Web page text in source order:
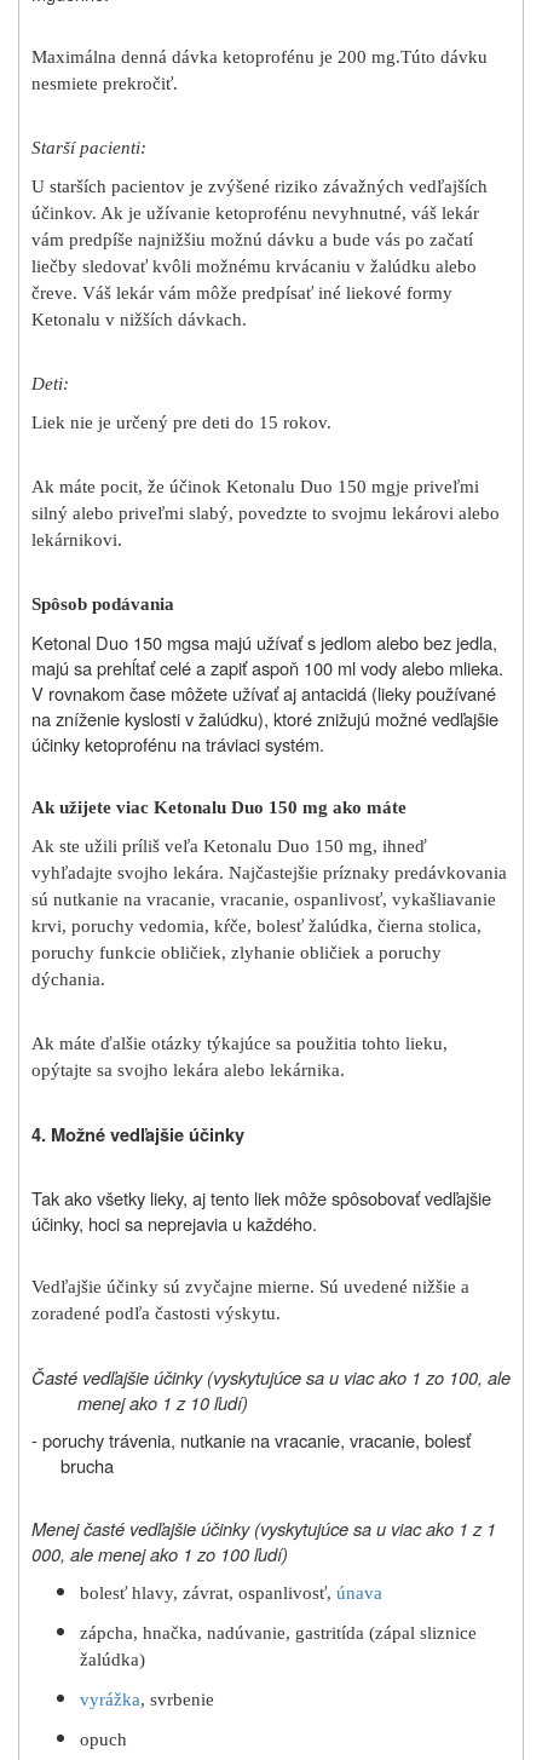
Maximálna denná dávka ketoprofénu je 200 mg.Túto dávku
nesmiete prekročiť.
Starší pacienti:
U starších pacientov je zvýšené riziko závažných vedľajších
účinkov. Ak je užívanie ketoprofénu nevyhnutné, váš lekár
vám predpíše najnižšiu možnú dávku a bude vás po začatí
liečby sledovať kvôli možnému krvácaniu v žalúdku alebo
čreve. Váš lekár vám môže predpísať iné liekové formy
Ketonalu v nižších dávkach.
Deti:
Liek nie je určený pre deti do 15 rokov.
Ak máte pocit, že účinok Ketonalu Duo 150 mgje priveľmi
silný alebo priveľmi slabý, povedzte to svojmu lekárovi alebo
lekárnikovi.
Spôsob podávania
Ketonal Duo 150 mgsa majú užívať s jedlom alebo bez jedla,
majú sa prehĺtať celé a zapiť aspoň 100 ml vody alebo mlieka.
V rovnakom čase môžete užívať aj antacidá (lieky používané
na zníženie kyslosti v žalúdku), ktoré znižujú možné vedľajšie
účinky ketoprofénu na tráviaci systém.
Ak užijete viac Ketonalu Duo 150 mg ako máte
Ak ste užili príliš veľa Ketonalu Duo 150 mg, ihneď
vyhľadajte svojho lekára. Najčastejšie príznaky predávkovania
sú nutkanie na vracanie, vracanie, ospanlivosť, vykašliavanie
krvi, poruchy vedomia, kŕče, bolesť žalúdka, čierna stolica,
poruchy funkcie obličiek, zlyhanie obličiek a poruchy
dýchania.
Ak máte ďalšie otázky týkajúce sa použitia tohto lieku,
opýtajte sa svojho lekára alebo lekárnika.
4. Možné vedľajšie účinky
Tak ako všetky lieky, aj tento liek môže spôsobovať vedľajšie
účinky, hoci sa neprejavia u každého.
Vedľajšie účinky sú zvyčajne mierne. Sú uvedené nižšie a
zoradené podľa častosti výskytu.
Časté vedľajšie účinky (vyskytujúce sa u viac ako 1 zo 100, ale
menej ako 1 z 10 ľudí)
- poruchy trávenia, nutkanie na vracanie, vracanie, bolesť
brucha
Menej časté vedľajšie účinky (vyskytujúce sa u viac ako 1 z 1
000, ale menej ako 1 zo 100 ľudí)
bolesť hlavy, závrat, ospanlivosť, únava
zápcha, hnačka, nadúvanie, gastritída (zápal sliznice
žalúdka)
vyrážka, svrbenie
opuch